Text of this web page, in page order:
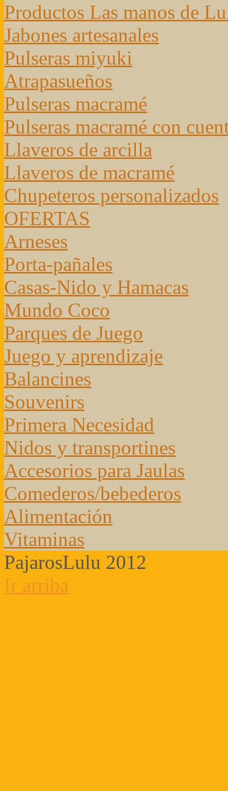
Productos Las manos de
Jabones artesanales
Pulseras miyuki
Atrapasueños
Pulseras macramé
Pulseras macramé con
Llaveros de arcilla
Llaveros de macramé
Chupeteros personalizados
OFERTAS
Arneses
Porta-pañales
Casas-Nido y Hamacas
Mundo Coco
Parques de Juego
Juego y aprendizaje
Balancines
Souvenirs
Primera Necesidad
Nidos y transportines
Accesorios para Jaulas
Comederos/bebederos
Alimentación
Vitaminas
PajarosLulu 2012
Ir arriba